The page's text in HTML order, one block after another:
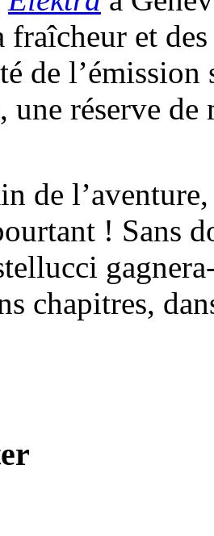
et
de
réserve de
de
! Sans
chapitres,